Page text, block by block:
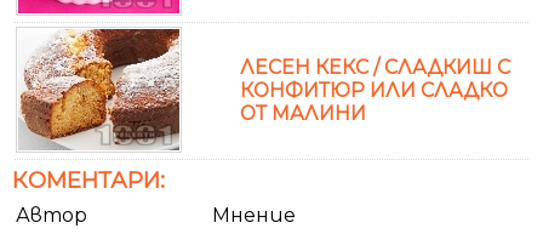
ЛЕСЕН КЕКС / СЛАДКИШ С
КОНФИТЮР ИЛИ СЛАДКО
ОТ МАЛИНИ
КОМЕНТАРИ:
Автор Мнение